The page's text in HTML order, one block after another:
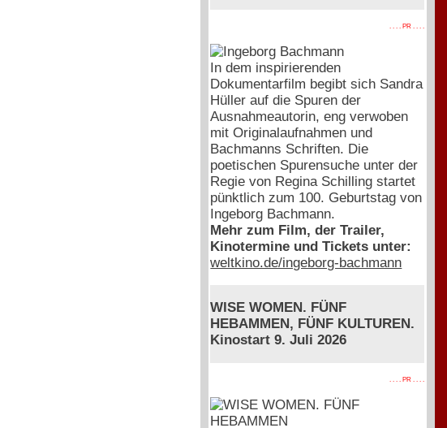
. . . . PR . . . .
In dem inspirierenden
Dokumentarfilm begibt sich Sandra
Hüller auf die Spuren der
Ausnahmeautorin, eng verwoben
mit Originalaufnahmen und
Bachmanns Schriften. Die
poetischen Spurensuche unter der
Regie von Regina Schilling startet
pünktlich zum 100. Geburtstag von
Ingeborg Bachmann.
Mehr zum Film, der Trailer,
Kinotermine und Tickets unter:
weltkino.de/ingeborg-bachmann
WISE WOMEN. FÜNF
HEBAMMEN, FÜNF KULTUREN.
Kinostart 9. Juli 2026
. . . . PR . . . .